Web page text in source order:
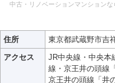
中古・リノベーションマンション
住所
東京都武蔵野市吉
アクセス
JR中央線・中央本
線・京王井の頭線
京王井の頭線「井